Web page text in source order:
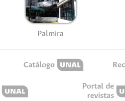
Palmira
Catálogo
Portal de
revistas